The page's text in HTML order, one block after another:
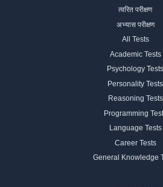
त्वरित परीक्षण
अभ्यास परीक्षण
All Tests
Academic Tests
Psychology Tests
Personality Tests
Reasoning Tests
Programming
Language Tests
Career Tests
General Knowledge